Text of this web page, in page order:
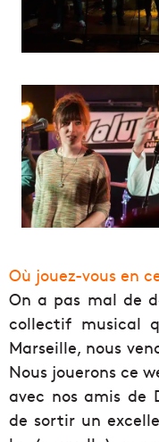
Où jouez-vous en
On a pas mal de
collectif musical
Marseille, nous
Nous jouerons ce
avec nos amis de
de sortir un